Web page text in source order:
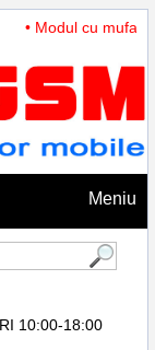
• Modul cu mufa
Meniu
10:00-18:00